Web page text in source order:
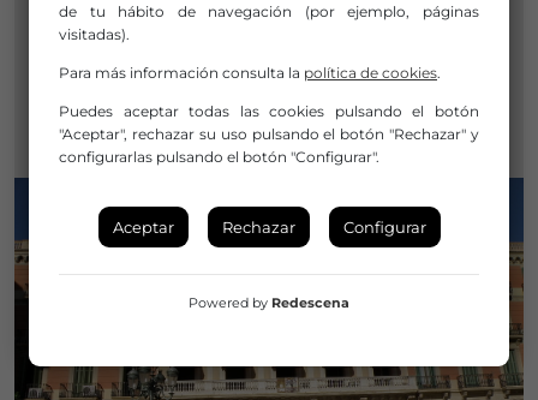
Plaza Prim, 4
43201 Reus
Tarragona
Cataluña / Catalunya
de tu hábito de navegación (por ejemplo, páginas
visitadas).
Para más información consulta la política de cookies.
Puedes aceptar todas las cookies pulsando el botón
"Aceptar", rechazar su uso pulsando el botón "Rechazar" y
configurarlas pulsando el botón "Configurar".
Aceptar Rechazar Configurar
Powered by Redescena